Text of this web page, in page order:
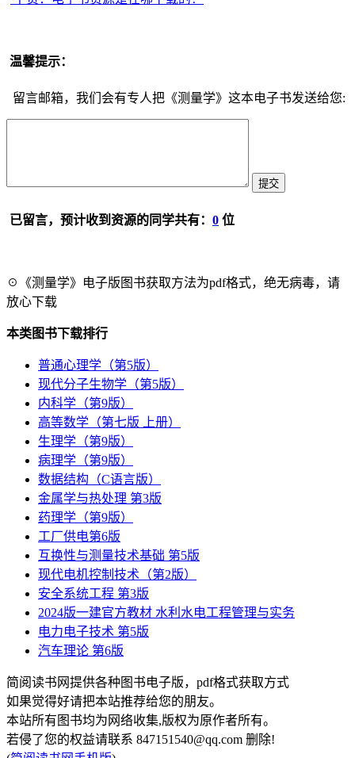
温馨提示：
留言邮箱，我们会有专人把《测量学》这本电子书发送给您:
已留言，预计收到资源的同学共有： 0 位
☉《测量学》电子版图书获取方法为pdf格式，绝无病毒，请
放心下载
本类图书下载排行
普通心理学（第5版）
现代分子生物学（第5版）
内科学（第9版）
高等数学（第七版 上册）
生理学（第9版）
病理学（第9版）
数据结构（C语言版）
金属学与热处理 第3版
药理学（第9版）
工厂供电第6版
互换性与测量技术基础 第5版
现代电机控制技术（第2版）
安全系统工程 第3版
2024版一建官方教材 水利水电工程管理与实务
电力电子技术 第5版
汽车理论 第6版
简阅读书网提供各种图书电子版，pdf格式获取方式
如果觉得好请把本站推荐给您的朋友。
本站所有图书均为网络收集,版权为原作者所有。
若侵了您的权益请联系 847151540@qq.com 删除!